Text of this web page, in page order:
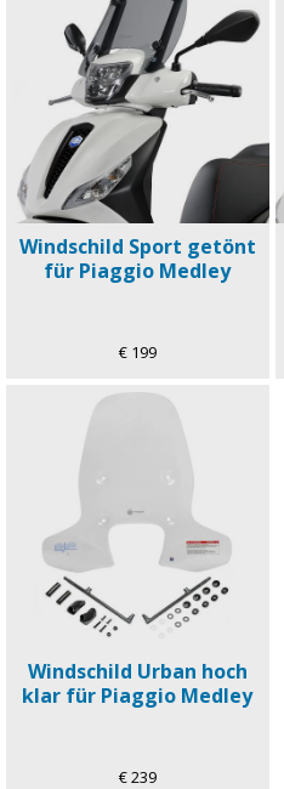
Windschild Sport getönt
für Piaggio Medley
€ 199
Windschild Urban hoch
klar für Piaggio Medley
€ 239